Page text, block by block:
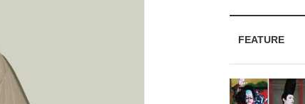
FEATURE